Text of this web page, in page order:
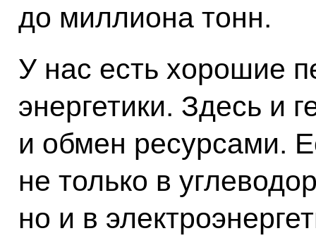
до миллиона тонн.
У нас есть хорошие
энергетики. Здесь и
и обмен ресурсами.
не только в
но и в